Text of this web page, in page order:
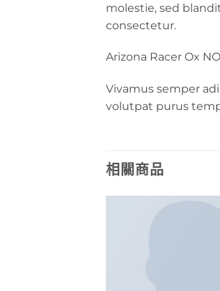
molestie, sed
consectetur.
Arizona Racer Ox
Vivamus semper
volutpat purus
相關商品